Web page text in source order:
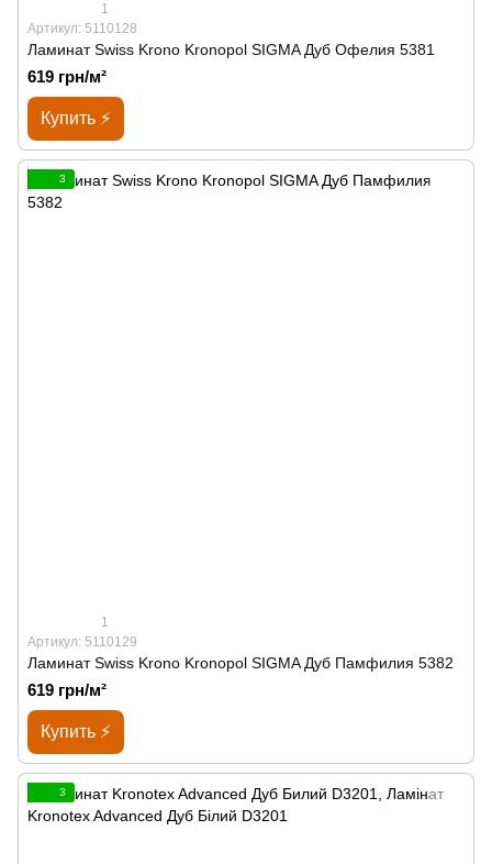
1
Артикул: 5110128
Ламинат Swiss Krono Kronopol SIGMA Дуб Офелия 5381
619 грн/м²
Купить ⚡
3
1
Артикул: 5110129
Ламинат Swiss Krono Kronopol SIGMA Дуб Памфилия 5382
619 грн/м²
Купить ⚡
3